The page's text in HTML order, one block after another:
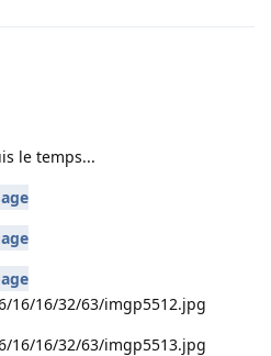
le temps...
16/16/32/63/imgp5512.jpg
16/16/32/63/imgp5513.jpg